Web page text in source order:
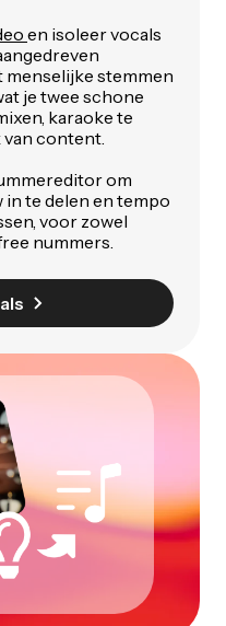
en isoleer vocals
stemmen
je twee schone
karaoke te
content.
om
te delen en tempo
voor zowel
nummers.